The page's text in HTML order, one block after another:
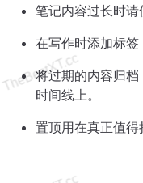
笔记内容过长时请
在写作时添加标签
将过期的内容归
时间线上。
置顶用在真正值得